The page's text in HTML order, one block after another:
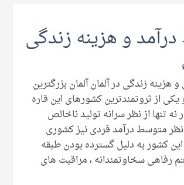
و هزینه زندگی
زندگی در آلمان آلمان بزرگترین
یکی از ثروتمندترین کشورهای این قاره
تنها از نظر سرانه تولید ناخالص
نظر متوسط درآمد فردی نیز کشوری
کشور به دلیل گسترده بودن طبقه
رفاهی سخاوتمندانه ، مراقبت های